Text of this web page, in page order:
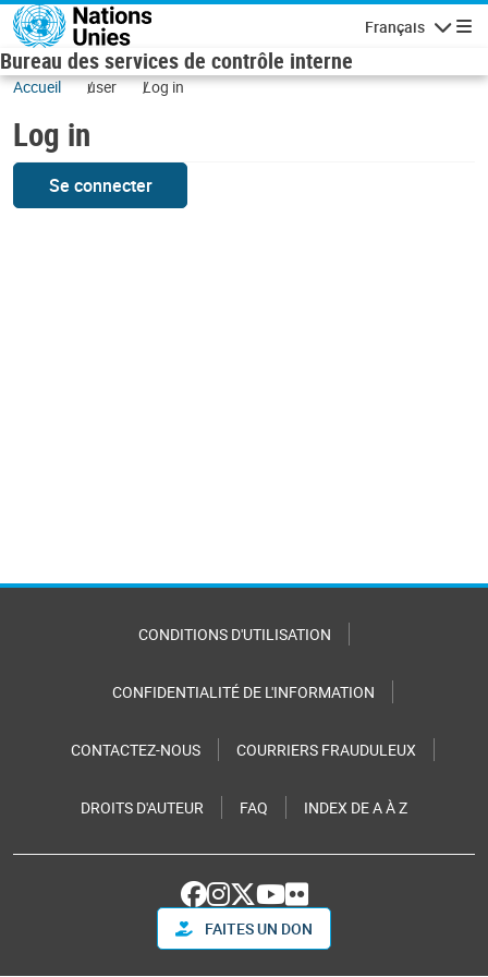
Skip to main content
Français
Bureau des services de contrôle interne
Accueil user Log in
Log in
Se connecter
CONDITIONS D'UTILISATION
CONFIDENTIALITÉ DE L'INFORMATION
CONTACTEZ-NOUS COURRIERS FRAUDULEUX
DROITS D'AUTEUR FAQ INDEX DE A À Z
FAITES UN DON